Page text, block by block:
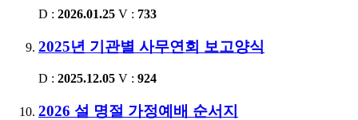
D : 2026.01.25 V : 733
2025년 기관별 사무연회 보고양식
D : 2025.12.05 V : 924
2026 설 명절 가정예배 순서지